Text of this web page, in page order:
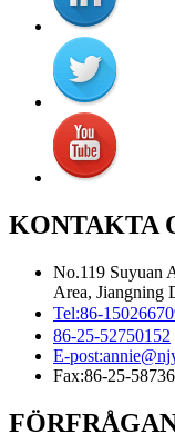
KONTAKTA
No.119 Suyuan
Area, Jiangning
Tel:86-
86-25-52750152
E-post:
Fax:86-25-